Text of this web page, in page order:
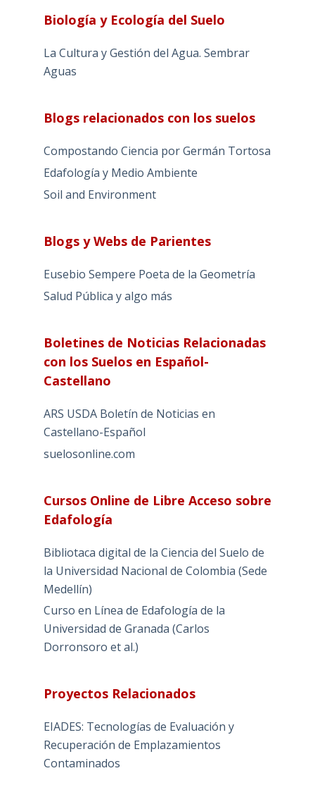
Biología y Ecología del Suelo
La Cultura y Gestión del Agua. Sembrar
Aguas
Blogs relacionados con los suelos
Compostando Ciencia por Germán Tortosa
Edafología y Medio Ambiente
Soil and Environment
Blogs y Webs de Parientes
Eusebio Sempere Poeta de la Geometría
Salud Pública y algo más
Boletines de Noticias Relacionadas
con los Suelos en Español-
Castellano
ARS USDA Boletín de Noticias en
Castellano-Español
suelosonline.com
Cursos Online de Libre Acceso sobre
Edafología
Bibliotaca digital de la Ciencia del Suelo de
la Universidad Nacional de Colombia (Sede
Medellín)
Curso en Línea de Edafología de la
Universidad de Granada (Carlos
Dorronsoro et al.)
Proyectos Relacionados
EIADES: Tecnologías de Evaluación y
Recuperación de Emplazamientos
Contaminados